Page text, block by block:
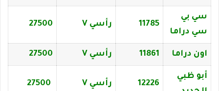
سي بي
سي دراما
11785 رأسي V 27500
اون دراما 11861 رأسي V 27500
أبو ظبي
12226 رأسي V